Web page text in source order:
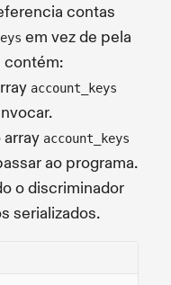
contas
em vez de pela
contém:
account_keys
array account_keys
ao programa.
o discriminador
serializados.